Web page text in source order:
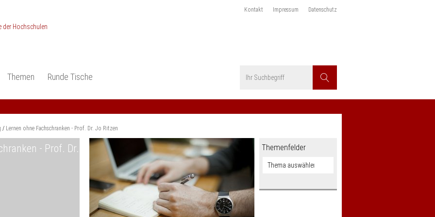
Kontakt Impressum Datenschutz
Suchen
Themen
Studieneingangsphase
Studienqualität
Praxisbezüge
Runde Tische
Anerkennung
Wirtschafts-
Lernen ohne Fachschranken - Prof. Dr. Jo Ritzen
- Prof. Dr.
Themenfelder